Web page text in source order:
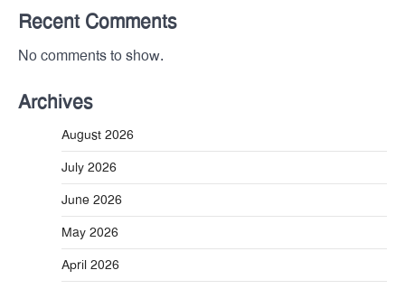
Recent Comments
No comments to show.
Archives
August 2026
July 2026
June 2026
May 2026
April 2026